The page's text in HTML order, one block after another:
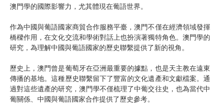
澳門學的國際影響力，尤其體現在葡語世界。
作為中國與葡語國家商貿合作服務平臺，澳門不僅在經濟領域發揮
橋樑作用，在文化交流和學術對話上也扮演著獨特角色。澳門學的
研究，為理解中國與葡語國家的歷史聯繫提供了新的視角。
歷史上，澳門曾是葡萄牙在亞洲最重要的據點，也是天主教在遠東
傳播的基地。這種歷史聯繫留下了豐富的文化遺產和文獻檔案。通
過對這些遺產的研究，澳門學不僅梳理了中葡交往史，也為當代中
葡關係、中國與葡語國家合作提供了歷史參考。